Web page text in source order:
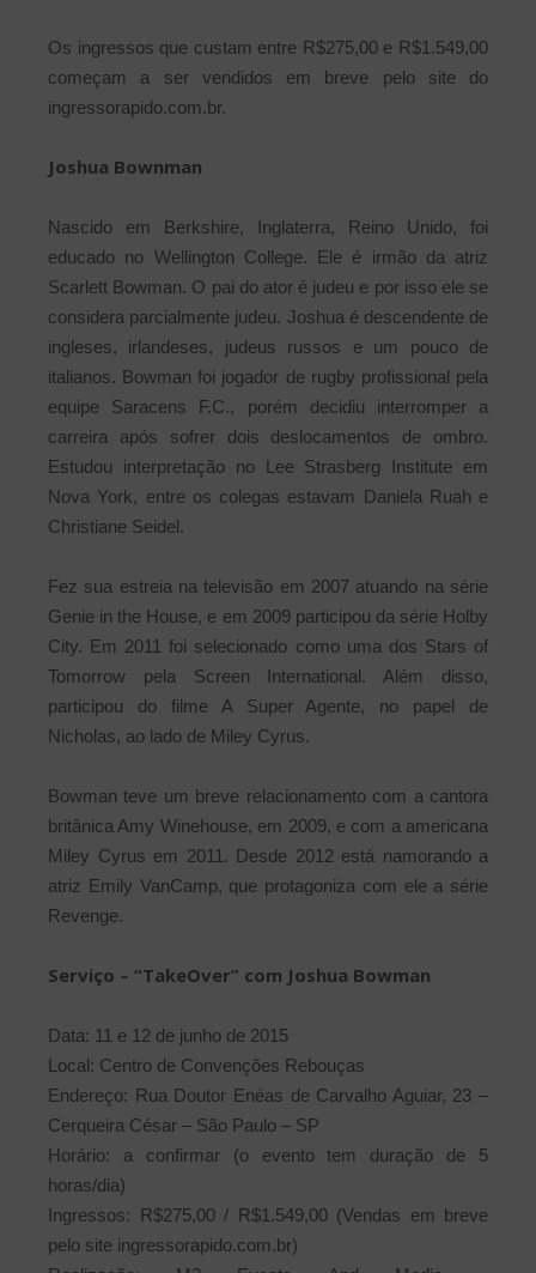
Os ingressos que custam entre R$275,00 e R$1.549,00
começam a ser vendidos em breve pelo site do
ingressorapido.com.br.
Joshua Bownman
Nascido em Berkshire, Inglaterra, Reino Unido, foi
educado no Wellington College. Ele é irmão da atriz
Scarlett Bowman. O pai do ator é judeu e por isso ele se
considera parcialmente judeu. Joshua é descendente de
ingleses, irlandeses, judeus russos e um pouco de
italianos. Bowman foi jogador de rugby profissional pela
equipe Saracens F.C., porém decidiu interromper a
carreira após sofrer dois deslocamentos de ombro.
Estudou interpretação no Lee Strasberg Institute em
Nova York, entre os colegas estavam Daniela Ruah e
Christiane Seidel.
Fez sua estreia na televisão em 2007 atuando na série
Genie in the House, e em 2009 participou da série Holby
City. Em 2011 foi selecionado como uma dos Stars of
Tomorrow pela Screen International. Além disso,
participou do filme A Super Agente, no papel de
Nicholas, ao lado de Miley Cyrus.
Bowman teve um breve relacionamento com a cantora
britânica Amy Winehouse, em 2009, e com a americana
Miley Cyrus em 2011. Desde 2012 está namorando a
atriz Emily VanCamp, que protagoniza com ele a série
Revenge.
Serviço – “TakeOver” com Joshua Bowman
Data: 11 e 12 de junho de 2015
Local: Centro de Convenções Rebouças
Endereço: Rua Doutor Enéas de Carvalho Aguiar, 23 –
Cerqueira César – São Paulo – SP
Horário: a confirmar (o evento tem duração de 5
horas/dia)
Ingressos: R$275,00 / R$1.549,00 (Vendas em breve
pelo site ingressorapido.com.br)